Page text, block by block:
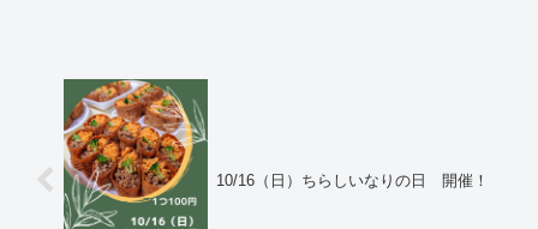
10/16（日）ちらしいなりの日 開催！